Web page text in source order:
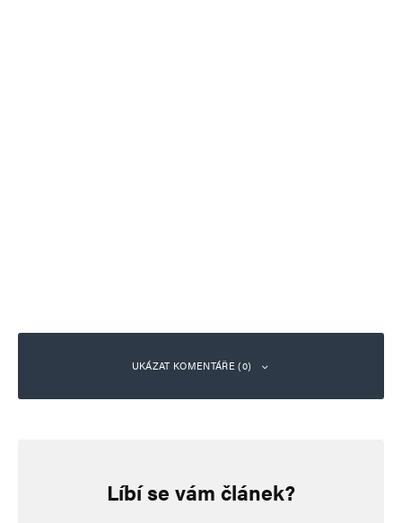
UKÁZAT KOMENTÁŘE (0)
Vaše e-mailová adresa nebude zveřejněna. Vyžadované informace jsou
Líbí se vám článek?